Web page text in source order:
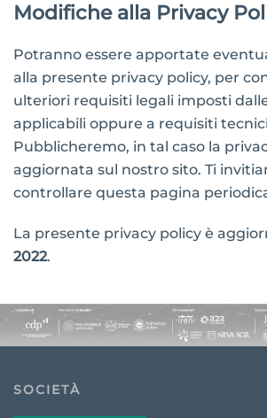
Modifiche alla Privacy
Potranno essere apportate
alla presente privacy policy, per
ulteriori requisiti legali imposti
applicabili oppure a requisiti
Pubblicheremo, in tal caso la
aggiornata sul nostro sito. Ti
controllare questa pagina
La presente privacy policy è
2022.
SOCIETÀ